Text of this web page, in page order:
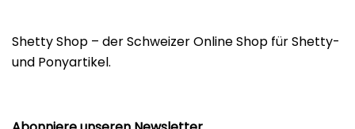
Shetty Shop – der Schweizer Online Shop für Shetty-
und Ponyartikel.